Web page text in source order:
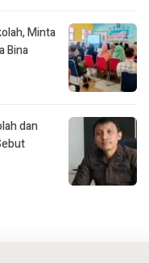
Minta
Bina
dan